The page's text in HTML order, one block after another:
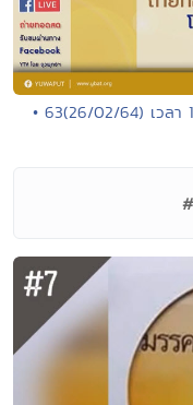
• 63(26/02/64) เวลา